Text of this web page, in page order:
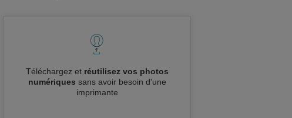
Téléchargez et réutilisez vos photos
numériques sans avoir besoin d'une
imprimante